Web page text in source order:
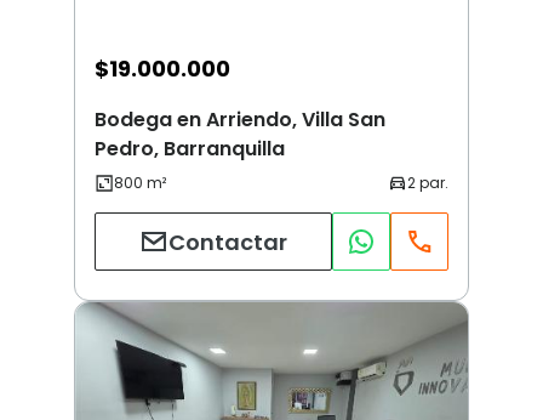
$19.000.000
Bodega en Arriendo, Villa San
Pedro, Barranquilla
Contactar